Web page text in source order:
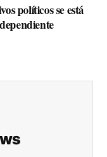
políticos se está